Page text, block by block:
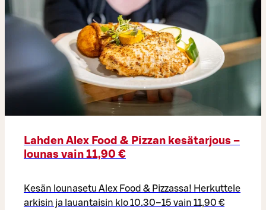
Lahden Alex Food & Pizzan kesätarjous –
lounas vain 11,90 €
Kesän lounasetu Alex Food & Pizzassa! Herkuttele
arkisin ja lauantaisin klo 10.30–15 vain 11,90 €